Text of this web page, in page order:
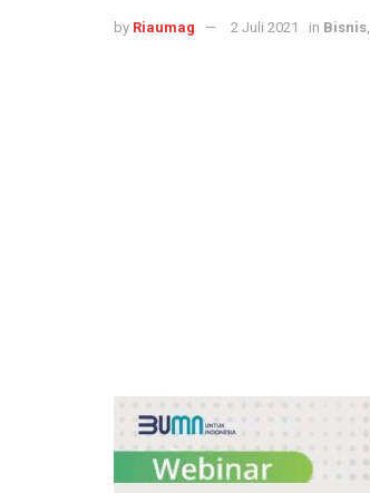
by Riaumag 2 Juli 2021 in Bisnis